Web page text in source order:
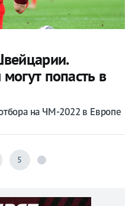
попасть в
на ЧМ-2022 в Европе
5